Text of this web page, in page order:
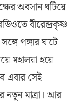
অবসান ঘটিয়ে
বীরেন্দ্রকৃষ্ণ
গঙ্গার ঘাটে
মহালয়া হয়ে
এবার সেই
নতুন মাত্রা। আর